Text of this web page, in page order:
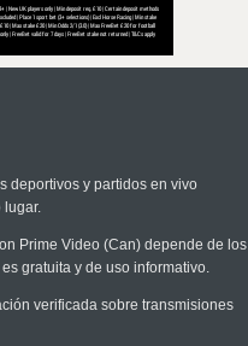
deportivos y partidos en vivo
lugar.
Prime Video (Can) depende de los
gratuita y de uso informativo.
verificada sobre transmisiones